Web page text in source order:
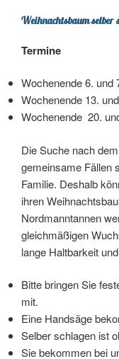
Weihnachtsbaum selber
Termine
Wochenende 6. und
Wochenende 13.
Wochenende 20.
Die Suche nach
gemeinsame Fällen
Familie. Deshalb
ihren
Nordmanntannen
gleichmäßigen
lange Haltbarkeit
Bitte bringen Sie
mit.
Eine Handsäge
Selber schlagen ist
Sie bekommen bei